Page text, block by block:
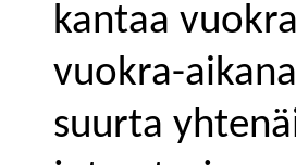
kantaa
vuokra-
suurta